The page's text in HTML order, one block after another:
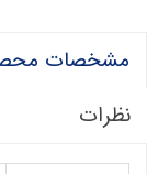
مشخصات
نظرات